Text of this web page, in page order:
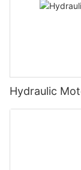
Hydraulic